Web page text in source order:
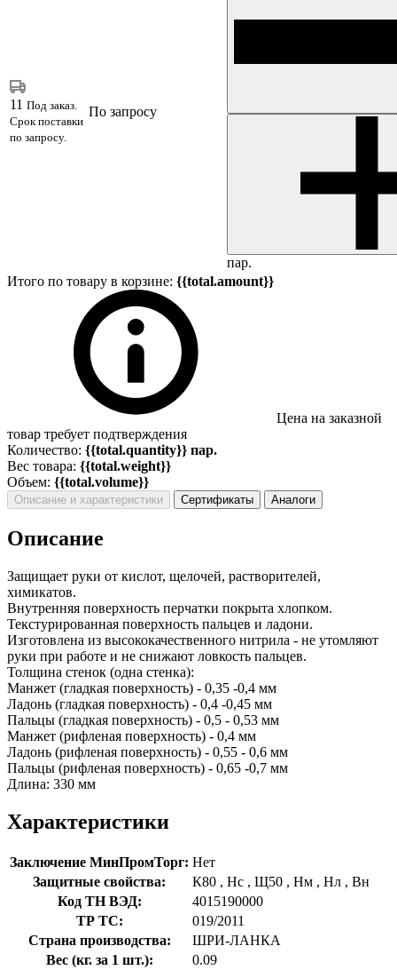
11 Под заказ.
Срок поставки
по запросу.
По запросу
пар.
Итого по товару в корзине: {{total.amount}}
Цена на заказной
товар требует подтверждения
Количество: {{total.quantity}} пар.
Вес товара: {{total.weight}}
Объем: {{total.volume}}
Описание и характеристики Сертификаты Аналоги
Описание
Защищает руки от кислот, щелочей, растворителей,
химикатов.
Внутренняя поверхность перчатки покрыта хлопком.
Текстурированная поверхность пальцев и ладони.
Изготовлена из высококачественного нитрила - не утомляют
руки при работе и не снижают ловкость пальцев.
Толщина стенок (одна стенка):
Манжет (гладкая поверхность) - 0,35 -0,4 мм
Ладонь (гладкая поверхность) - 0,4 -0,45 мм
Пальцы (гладкая поверхность) - 0,5 - 0,53 мм
Манжет (рифленая поверхность) - 0,4 мм
Ладонь (рифленая поверхность) - 0,55 - 0,6 мм
Пальцы (рифленая поверхность) - 0,65 -0,7 мм
Длина: 330 мм
Характеристики
Заключение МинПромТорг: Нет
Защитные свойства:
К80 , Нс , Щ50 , Нм , Нл , Вн
Код ТН ВЭД:
4015190000
ТР ТС:
019/2011
Страна производства:
ШРИ-ЛАНКА
Вес (кг. за 1 шт.):
0.09